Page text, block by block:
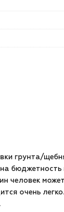
грунта/
человек
очень